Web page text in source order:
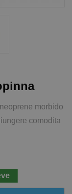
morbido
comodita